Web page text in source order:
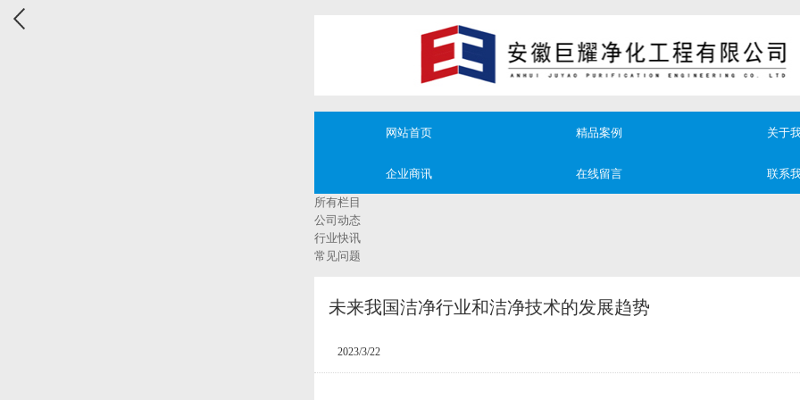
网站首页 精品案例 关于
企业商讯 在线留言 联系
所有栏目
公司动态
行业快讯
常见问题
未来我国洁净行业和洁净技术的发展趋势
2023/3/22